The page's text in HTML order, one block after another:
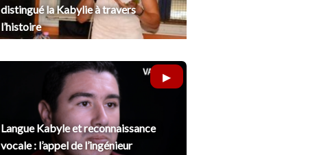
distingué la Kabylie à travers
l’histoire
Langue Kabyle et reconnaissance
vocale : l’appel de l’ingénieur